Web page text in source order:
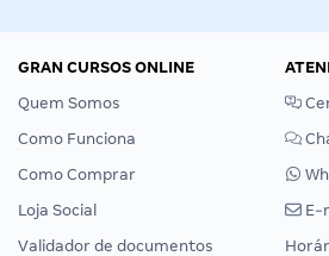
GRAN CURSOS ONLINE
Quem Somos
Como Funciona
Como Comprar
Loja Social
Validador de documentos
E-